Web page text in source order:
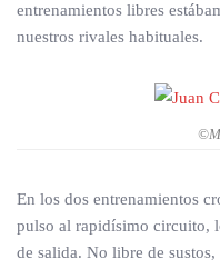
entrenamientos libres
nuestros rivales habituales.
En los dos entrenamientos
pulso al rapidísimo circuito,
de salida. No libre de